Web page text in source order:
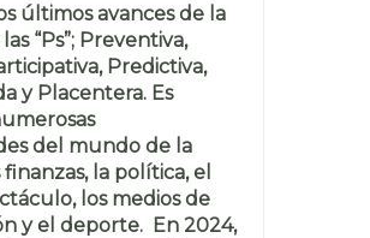
últimos avances de la
“Ps”; Preventiva,
Predictiva,
y Placentera. Es
del mundo de la
la política, el
los medios de
y el deporte. En 2024,